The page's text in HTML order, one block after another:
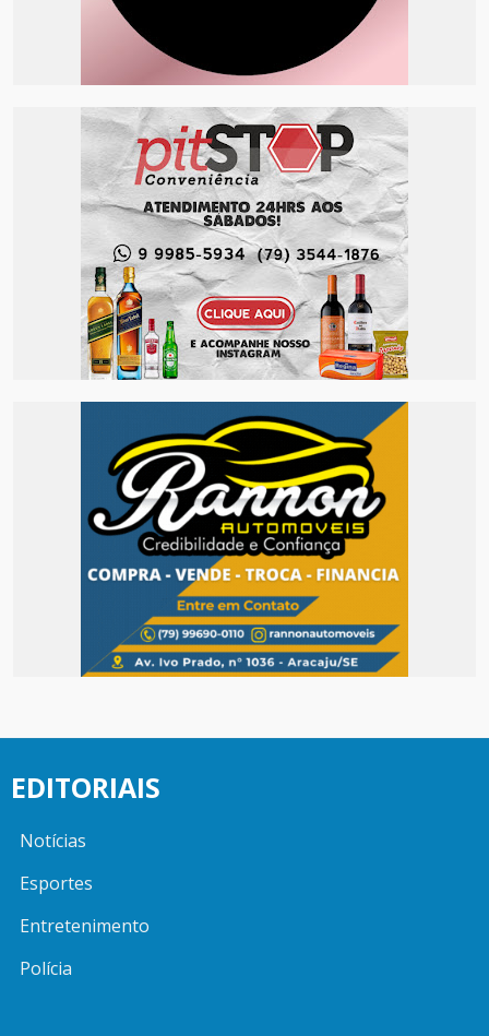
EDITORIAIS
Notícias
Esportes
Entretenimento
Polícia